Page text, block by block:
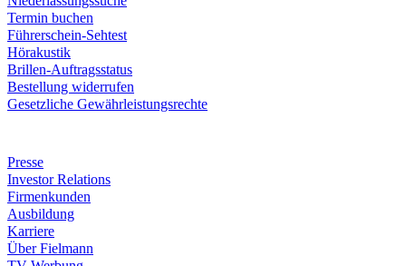
Termin buchen
Führerschein-Sehtest
Hörakustik
Brillen-Auftragsstatus
Bestellung widerrufen
Gesetzliche Gewährleistungsrechte
Presse
Investor Relations
Firmenkunden
Ausbildung
Karriere
Über Fielmann